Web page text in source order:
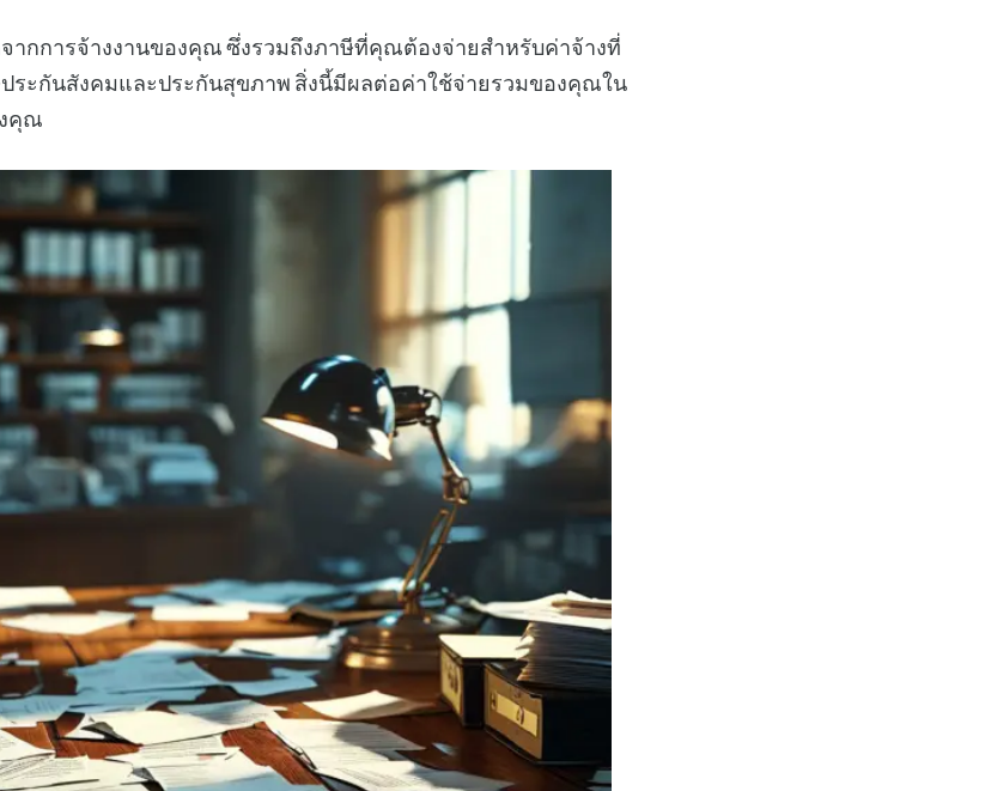
ากการจ้างงานของคุณ ซึ่งรวมถึงภาษีที่คุณต้องจ่ายสำหรับค่าจ้างที่
ระกันสังคมและประกันสุขภาพ สิ่งนี้มีผลต่อค่าใช้จ่ายรวมของคุณใน
คุณ